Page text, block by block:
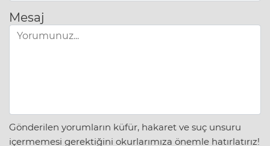
Mesaj
Gönderilen yorumların küfür, hakaret ve suç unsuru
içermemesi gerektiğini okurlarımıza önemle hatırlatırız!